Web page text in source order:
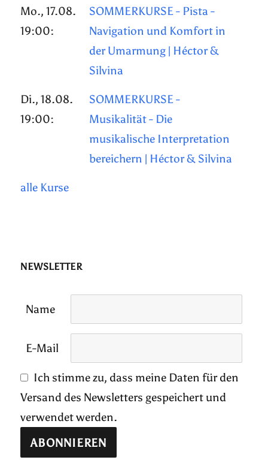
Mo., 17.08.
19:00:
SOMMERKURSE - Pista -
Navigation und Komfort in
der Umarmung | Héctor &
Silvina
Di., 18.08.
19:00:
SOMMERKURSE -
Musikalität - Die
musikalische Interpretation
bereichern | Héctor & Silvina
alle Kurse
NEWSLETTER
Name
E-Mail
Ich stimme zu, dass meine Daten für den
Versand des Newsletters gespeichert und
verwendet werden.